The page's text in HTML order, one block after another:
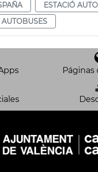
ESTACIÓ
Páginas